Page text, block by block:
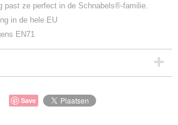
past ze perfect in de Schnabels®-familie.
in de hele EU
EN71
Save